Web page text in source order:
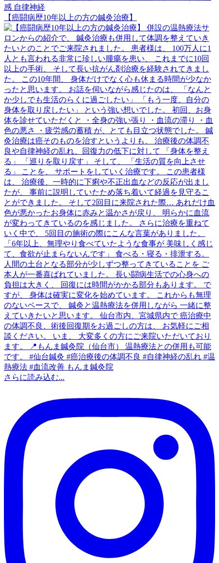
【癌闘病歴10年以上の方の鍼灸治療】
さらに読み込む...